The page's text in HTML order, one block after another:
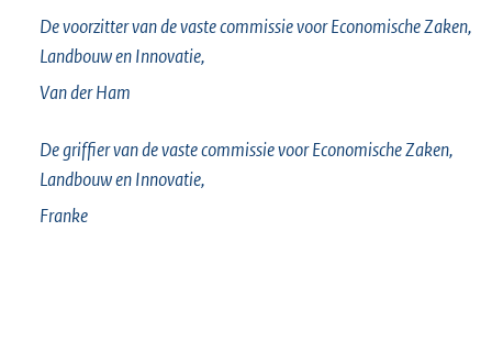
De voorzitter van de vaste commissie voor Economische Zaken,
Landbouw en Innovatie,
Van der Ham
De griffier van de vaste commissie voor Economische Zaken,
Landbouw en Innovatie,
Franke